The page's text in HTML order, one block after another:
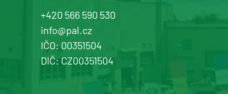
+420 566 590 530
info@pal.cz
IČO: 00351504
DIČ: CZ00351504